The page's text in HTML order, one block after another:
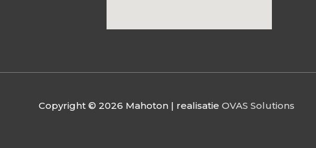
Copyright © 2026 Mahoton | realisatie OVAS Solutions